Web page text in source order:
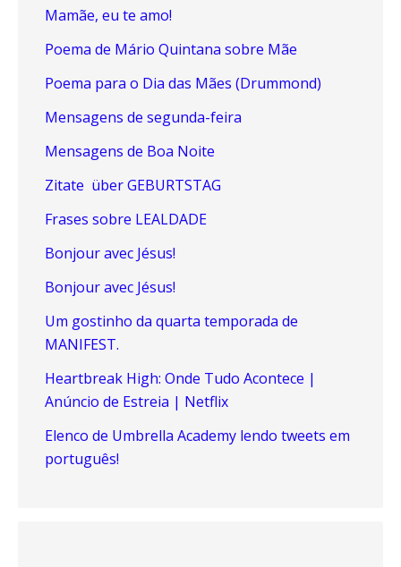
Mamãe, eu te amo!
Poema de Mário Quintana sobre Mãe
Poema para o Dia das Mães (Drummond)
Mensagens de segunda-feira
Mensagens de Boa Noite
Zitate über GEBURTSTAG
Frases sobre LEALDADE
Bonjour avec Jésus!
Bonjour avec Jésus!
Um gostinho da quarta temporada de
MANIFEST.
Heartbreak High: Onde Tudo Acontece |
Anúncio de Estreia | Netflix
Elenco de Umbrella Academy lendo tweets em
português!